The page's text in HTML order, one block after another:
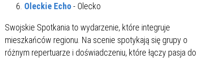
Oleckie Echo- Olecko
Swojskie Spotkania to wydarzenie, które integruje
mieszkańców regionu. Na scenie spotykają się grupy o
różnym repertuarze i doświadczeniu, które łączy pasja do